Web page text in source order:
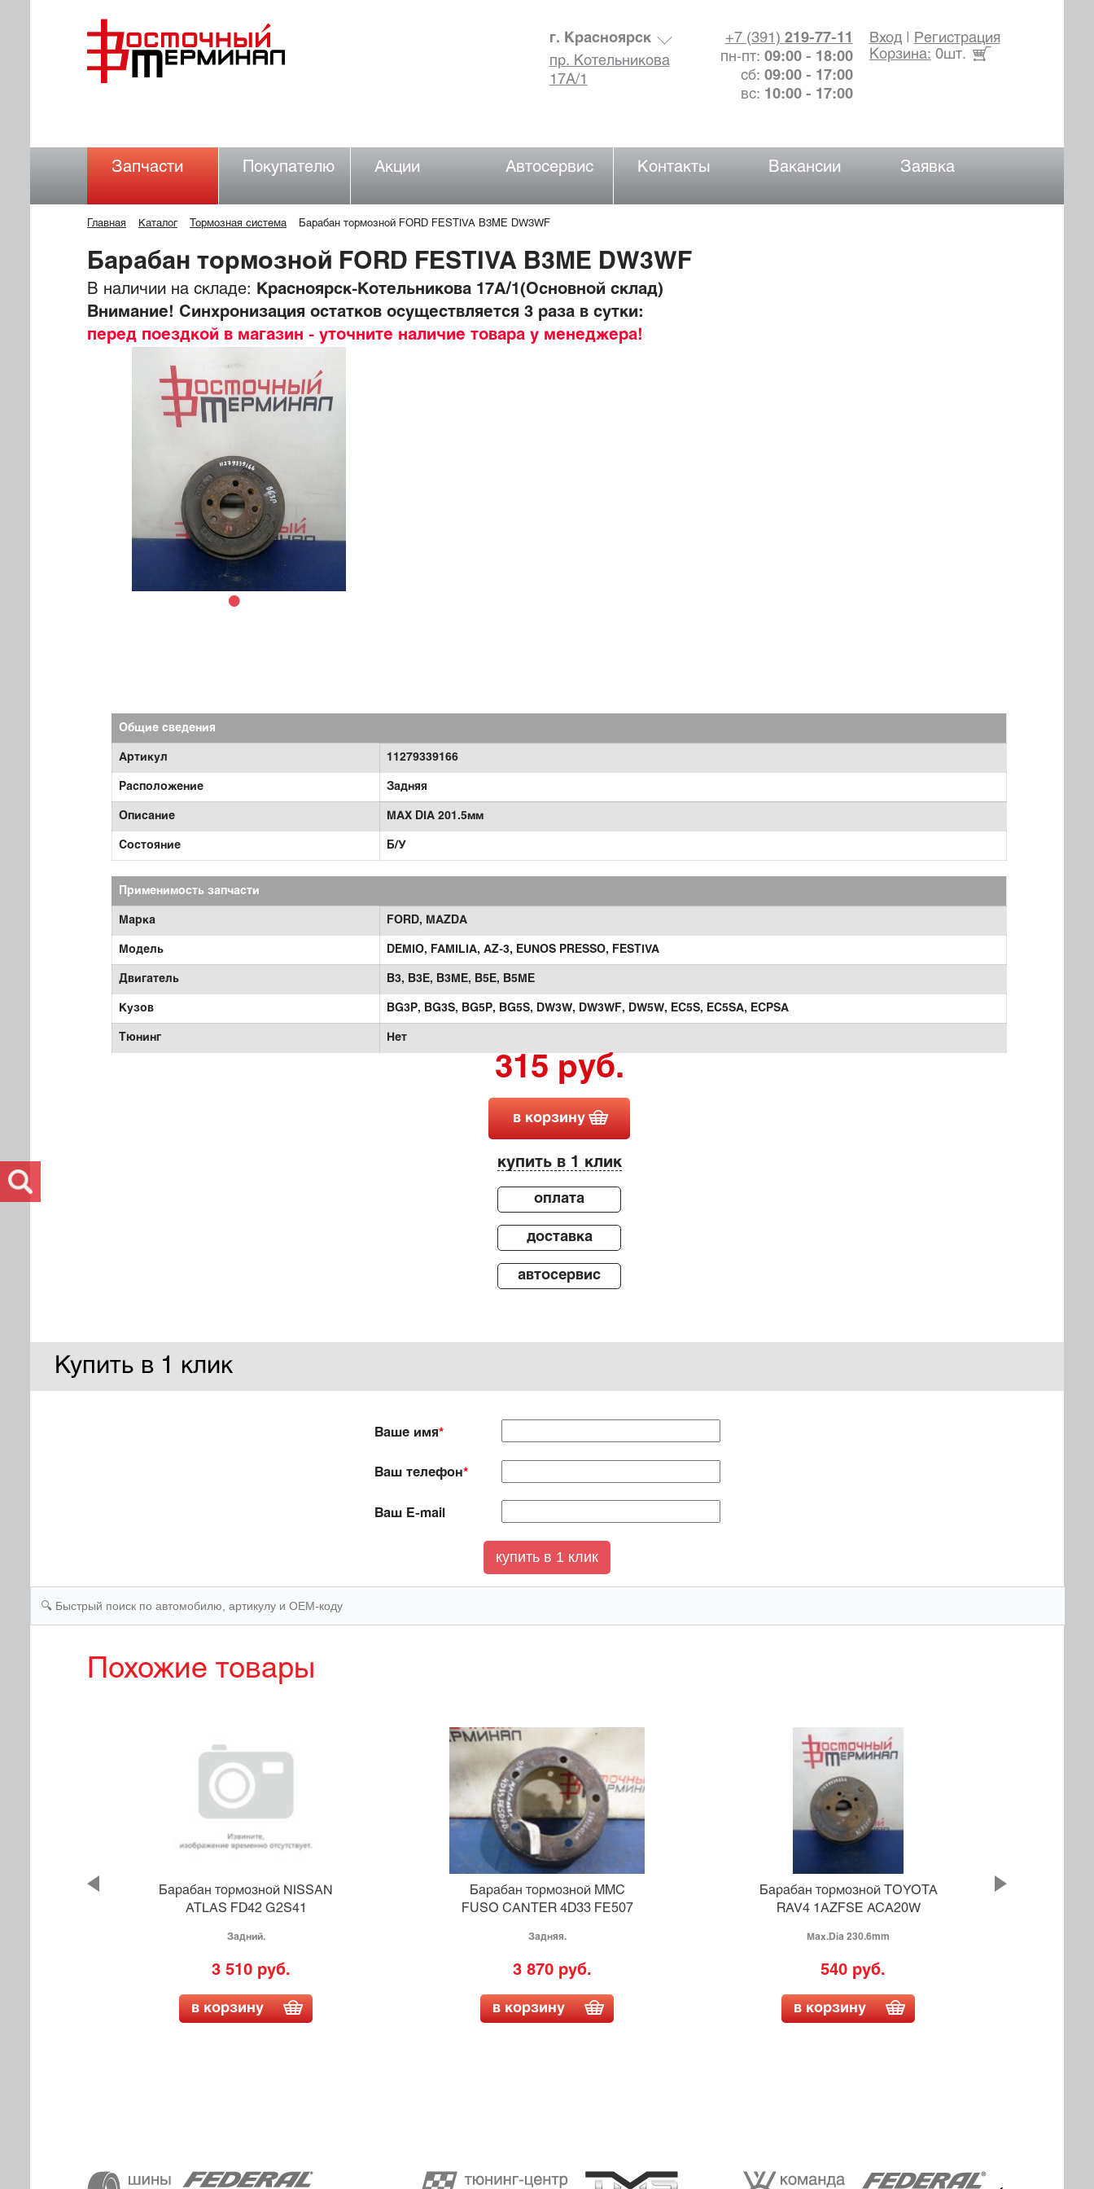
Вход|
Регистрация
Корзина: 0шт.
+7 (391) 219-77-11
пн-пт: 09:00 - 18:00
сб: 09:00 - 17:00
вс: 10:00 - 17:00
г. Красноярск
пр. Котельникова
17А/1
Запчасти Покупателю Акции Автосервис Контакты Вакансии Заявка
Главная Каталог Тормозная система Барабан тормозной FORD FESTIVA B3ME DW3WF
Барабан тормозной FORD FESTIVA B3ME DW3WF
В наличии на складе:
Красноярск-Котельникова 17А/1(Основной склад)
Внимание! Синхронизация остатков осуществляется 3 раза в сутки:
перед поездкой в магазин - уточните наличие товара у менеджера!
Общие сведения
Артикул 11279339166
Расположение Задняя
Описание MAX DIA 201.5мм
Состояние Б/У
Применимость запчасти
Марка FORD, MAZDA
Модель DEMIO, FAMILIA, AZ-3, EUNOS PRESSO, FESTIVA
Двигатель B3, B3E, B3ME, B5E, B5ME
Кузов BG3P, BG3S, BG5P, BG5S, DW3W, DW3WF, DW5W, EC5S, EC5SA, ECPSA
Тюнинг Нет
315 руб.
в корзину
купить в 1 клик
оплата
доставка
автосервис
Купить в 1 клик
Ваше имя*
Ваш телефон*
Ваш E-mail
Похожие товары
Барабан тормозной NISSAN
ATLAS FD42 G2S41
Задний.
3 510 руб.
в корзину
Барабан тормозной MMC
FUSO CANTER 4D33 FE507
Задняя.
3 870 руб.
в корзину
Барабан тормозной TOYOTA
RAV4 1AZFSE ACA20W
Max.Dia 230.6mm
540 руб.
в корзину